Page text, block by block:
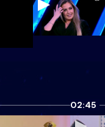
02:45